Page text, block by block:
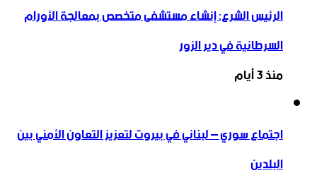
الرئيس الشرع: إنشاء ‌‏مستشفى متخصص بمعالجة الأورام
السرطانية في دير الزور
منذ 3 أيام
اجتماع سوري – لبناني في بيروت لتعزيز التعاون ‏الأمني ‏بين
البلدين